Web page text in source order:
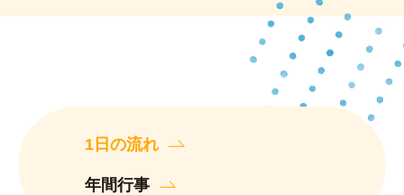
順次降園
1日の流れ
年間行事